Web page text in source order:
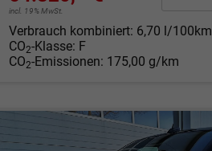
incl. 19% MwSt.
Verbrauch kombiniert: 6,70 l/100km
CO2-Klasse: F
CO2-Emissionen: 175,00 g/km